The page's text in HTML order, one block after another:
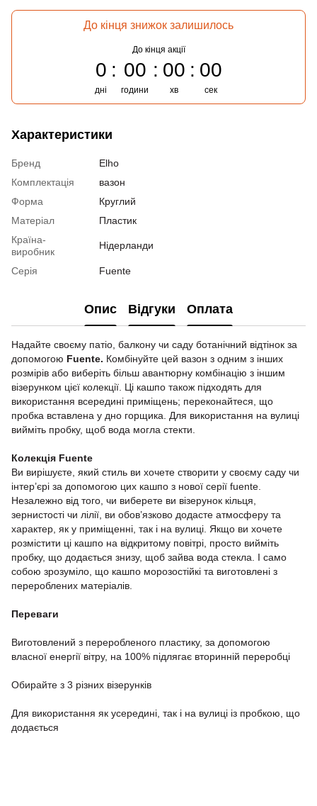
До кінця знижок залишилось
До кінця акції
0
дні
00
години
00
хв
00
сек
Характеристики
Бренд
Elho
Комплектація
вазон
Форма
Круглий
Матеріал
Пластик
Країна-
виробник
Нідерланди
Серія Fuente
Опис Відгуки Оплата
Надайте своєму патіо, балкону чи саду ботанічний відтінок за
допомогою Fuente. Комбінуйте цей вазон з одним з інших
розмірів або виберіть більш авантюрну комбінацію з іншим
візерунком цієї колекції. Ці кашпо також підходять для
використання всередині приміщень; переконайтеся, що
пробка вставлена ​​у дно горщика. Для використання на вулиці
вийміть пробку, щоб вода могла стекти.
Колекція Fuente
Ви вирішуєте, який стиль ви хочете створити у своєму саду чи
інтер’єрі за допомогою цих кашпо з нової серії fuente.
Незалежно від того, чи виберете ви візерунок кільця,
зернистості чи лілії, ви обов’язково додасте атмосферу та
характер, як у приміщенні, так і на вулиці. Якщо ви хочете
розмістити ці кашпо на відкритому повітрі, просто вийміть
пробку, що додається знизу, щоб зайва вода стекла. І само
собою зрозуміло, що кашпо морозостійкі та виготовлені з
перероблених матеріалів.
Переваги
Виготовлений з переробленого пластику, за допомогою
власної енергії вітру, на 100% підлягає вторинній переробці
Обирайте з 3 різних візерунків
Для використання як усередині, так і на вулиці із пробкою, що
додається